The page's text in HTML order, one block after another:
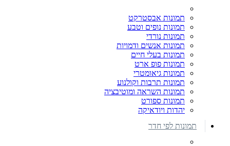
תמונות אבסטרקט
תמונות נופים וטבע
תמונות נורדי
תמונות אנשים ודמויות
תמונות בעלי חיים
תמונות פופ ארט
תמונות גיאומטרי
תמונות תרבות וקולנוע
תמונות השראה ומוטיבציה
תמונות ספורט
יהדות ויודאיקה
תמונות לפי חדר